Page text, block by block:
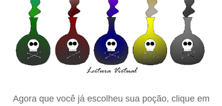
Agora que você já escolheu sua poção, clique em